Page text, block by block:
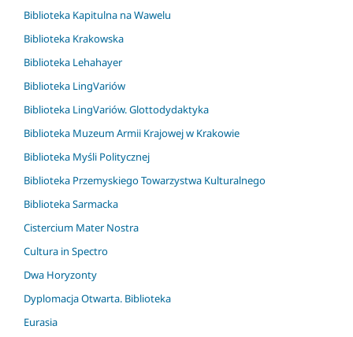
Biblioteka Kapitulna na Wawelu
Biblioteka Krakowska
Biblioteka Lehahayer
Biblioteka LingVariów
Biblioteka LingVariów. Glottodydaktyka
Biblioteka Muzeum Armii Krajowej w Krakowie
Biblioteka Myśli Politycznej
Biblioteka Przemyskiego Towarzystwa Kulturalnego
Biblioteka Sarmacka
Cistercium Mater Nostra
Cultura in Spectro
Dwa Horyzonty
Dyplomacja Otwarta. Biblioteka
Eurasia